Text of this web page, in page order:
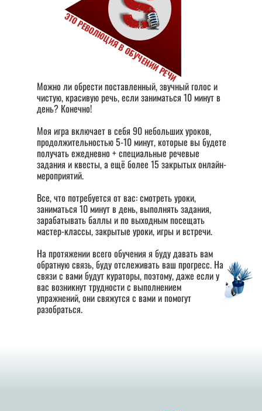
Можно ли обрести поставленный, звучный голос и
чистую, красивую речь, если заниматься 10 минут в
день? Конечно!
Моя игра включает в себя 90 небольших уроков,
продолжительностью 5-10 минут, которые вы будете
получать ежедневно + специальные речевые
задания и квесты, а ещё более 15 закрытых онлайн-
мероприятий.
Все, что потребуется от вас: смотреть уроки,
заниматься 10 минут в день, выполнять задания,
зарабатывать баллы и по выходным посещать
мастер-классы, закрытые уроки, игры и встречи.
На протяжении всего обучения я буду давать вам
обратную связь, буду отслеживать ваш прогресс. На
связи с вами будут кураторы, поэтому, даже если у
вас возникнут трудности с выполнением
упражнений, они свяжутся с вами и помогут
разобраться.
ЭТО РЕВОЛЮЦИЯ В ОБУЧЕНИИ РЕЧИ